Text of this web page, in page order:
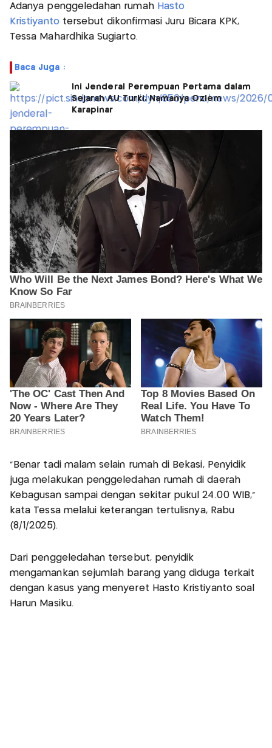
Adanya penggeledahan rumahHasto
Kristiyantotersebut dikonfirmasi Juru Bicara KPK,
Tessa Mahardhika Sugiarto.
Baca Juga :
Ini Jenderal Perempuan Pertama dalam
Sejarah AU Turki, Namanya Ozlem
Karapinar
"Benar tadi malam selain rumah di Bekasi, Penyidik
juga melakukan penggeledahan rumah di daerah
Kebagusan sampai dengan sekitar pukul 24.00 WIB,"
kata Tessa melalui keterangan tertulisnya, Rabu
(8/1/2025).
Dari penggeledahan tersebut, penyidik
mengamankan sejumlah barang yang diduga terkait
dengan kasus yang menyeret Hasto Kristiyanto soal
Harun Masiku.